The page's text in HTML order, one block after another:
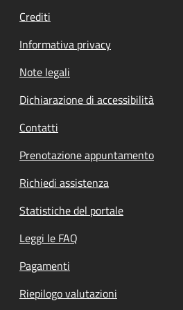
Crediti
Informativa privacy
Note legali
Dichiarazione di accessibilità
Contatti
Prenotazione appuntamento
Richiedi assistenza
Statistiche del portale
Leggi le FAQ
Pagamenti
Riepilogo valutazioni